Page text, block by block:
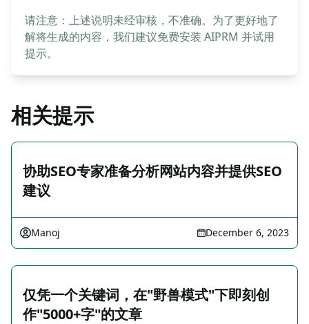
请注意：上述说明未经审核，不准确。为了更好地了
解将生成的内容，我们建议免费安装 AIPRM 并试用
提示。
相关提示
协助SEO专家准备分析网站内容并提供SEO
建议
Manoj December 6, 2023
仅凭一个关键词，在"野兽模式"下即刻创
作"5000+字"的文章